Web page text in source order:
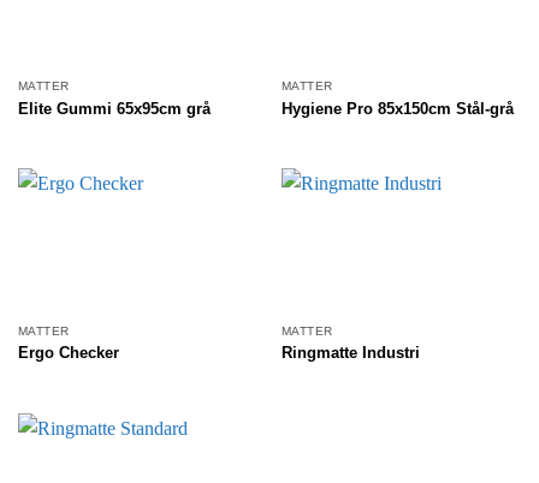
MATTER
Elite Gummi 65x95cm grå
MATTER
Hygiene Pro 85x150cm Stål-grå
MATTER
Ergo Checker
MATTER
Ringmatte Industri